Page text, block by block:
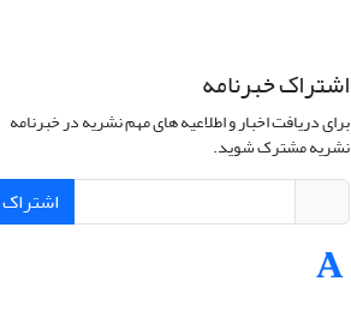
اشتراک خبرنامه
برای دریافت اخبار و اطلاعیه های مهم نشریه در خبرنامه
نشریه مشترک شوید.
اشتراک